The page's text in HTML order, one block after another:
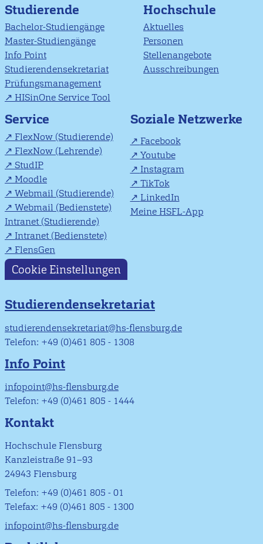
Studierende
Bachelor-Studiengänge
Master-Studiengänge
Info Point
Studierendensekretariat
Prüfungsmanagement
HISinOne Service Tool
Hochschule
Aktuelles
Personen
Stellenangebote
Ausschreibungen
Service
FlexNow (Studierende)
FlexNow (Lehrende)
StudIP
Moodle
Webmail (Studierende)
Webmail (Bedienstete)
Intranet (Studierende)
Intranet (Bedienstete)
FlensGen
Soziale Netzwerke
Facebook
Youtube
Instagram
TikTok
LinkedIn
Meine HSFL-App
Cookie Einstellungen
Studierendensekretariat
studierendensekretariat@hs-flensburg.de
Telefon: +49 (0)461 805 - 1308
Info Point
infopoint@hs-flensburg.de
Telefon: +49 (0)461 805 - 1444
Kontakt
Hochschule Flensburg
Kanzleistraße 91–93
24943 Flensburg
Telefon: +49 (0)461 805 - 01
Telefax: +49 (0)461 805 - 1300
infopoint@hs-flensburg.de